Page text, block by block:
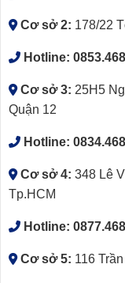
Cơ sở 2: 178/22
Hotline:
Cơ sở 3: 25H5
Quận 12
Hotline:
Cơ sở 4: 348 Lê
Tp.HCM
Hotline:
Cơ sở 5: 116